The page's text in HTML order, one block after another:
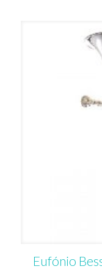
Eufónio